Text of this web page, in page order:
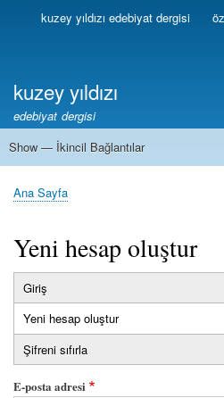
Ana
Birincilkuzey yıldızı edebiyat dergisi
kuzey yıldızı
edebiyat dergisi
İkincil
Show — İkincil Bağlantılar
1
2
3
4
5
6
7
8
9
10
11
12
13
Sayfa
Ana Sayfa
Yeni hesap oluştur
Birincil
sekmeler
Giriş
Yeni hesap oluştur(etkin
sekme)
Şifreni sıfırla
E-posta adresi